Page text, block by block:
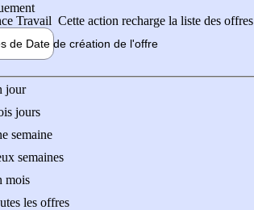
Travail Cette action recharge la liste des offres
de Date de création de l'offre
de l'offre
jour
jours
semaine
semaines
mois
les offres